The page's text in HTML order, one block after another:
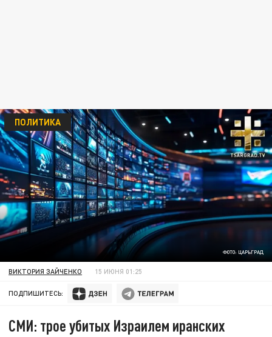
ФОТО: ЦАРЬГРАД
ПОЛИТИКА
ВИКТОРИЯ ЗАЙЧЕНКО 15 ИЮНЯ 01:25
ПОДПИШИТЕСЬ:
СМИ: трое убитых Израилем иранских